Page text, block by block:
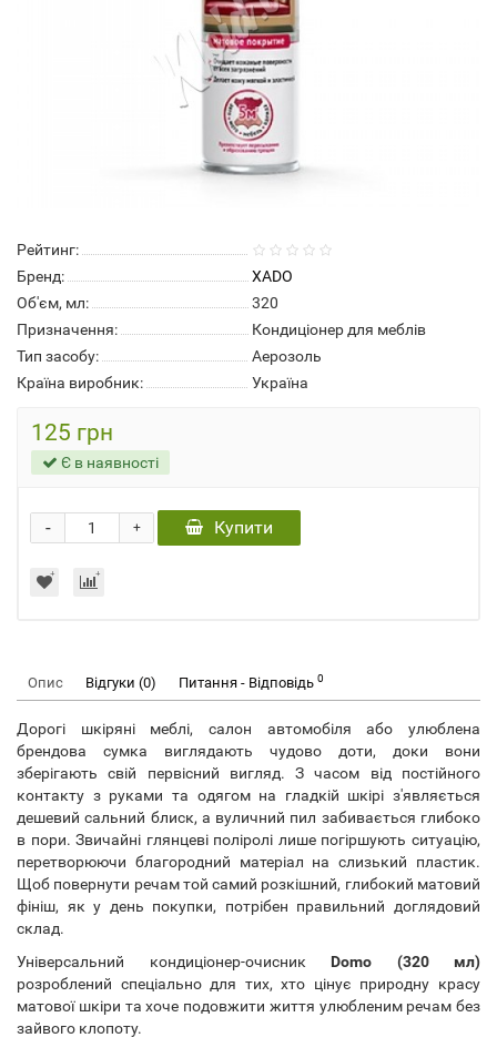
Рейтинг:
Бренд:
XADO
Об'єм, мл:
320
Призначення:
Кондиціонер для меблів
Тип засобу:
Аерозоль
Країна виробник:
Україна
125 грн
Є в наявності
+
- Купити
Опис Відгуки (0) Питання - Відповідь 0
Дорогі шкіряні меблі, салон автомобіля або улюблена
брендова сумка виглядають чудово доти, доки вони
зберігають свій первісний вигляд. З часом від постійного
контакту з руками та одягом на гладкій шкірі з'являється
дешевий сальний блиск, а вуличний пил забивається глибоко
в пори. Звичайні глянцеві поліролі лише погіршують ситуацію,
перетворюючи благородний матеріал на слизький пластик.
Щоб повернути речам той самий розкішний, глибокий матовий
фініш, як у день покупки, потрібен правильний доглядовий
склад.
Універсальний кондиціонер-очисник Domo (320 мл)
розроблений спеціально для тих, хто цінує природну красу
матової шкіри та хоче подовжити життя улюбленим речам без
зайвого клопоту.